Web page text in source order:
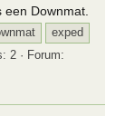
Downmat.
exped
2
Forum: